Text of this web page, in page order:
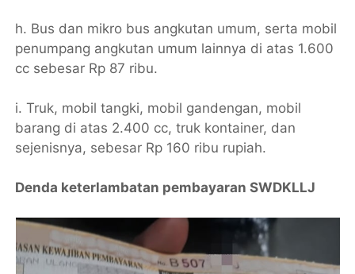
h. Bus dan mikro bus angkutan umum, serta mobil
penumpang angkutan umum lainnya di atas 1.600
cc sebesar Rp 87 ribu.
i. Truk, mobil tangki, mobil gandengan, mobil
barang di atas 2.400 cc, truk kontainer, dan
sejenisnya, sebesar Rp 160 ribu rupiah.
Denda keterlambatan pembayaran SWDKLLJ